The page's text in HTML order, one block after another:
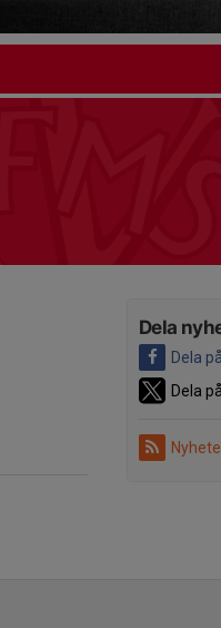
Dela
Dela
Dela